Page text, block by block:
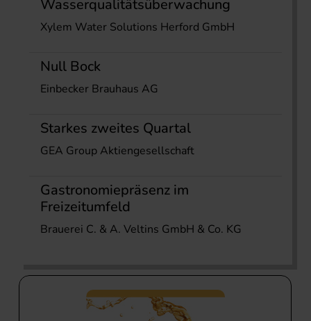
Wasserqualitätsüberwachung
Xylem Water Solutions Herford GmbH
Null Bock
Einbecker Brauhaus AG
Starkes zweites Quartal
GEA Group Aktiengesellschaft
Gastronomiepräsenz im
Freizeitumfeld
Brauerei C. & A. Veltins GmbH & Co. KG